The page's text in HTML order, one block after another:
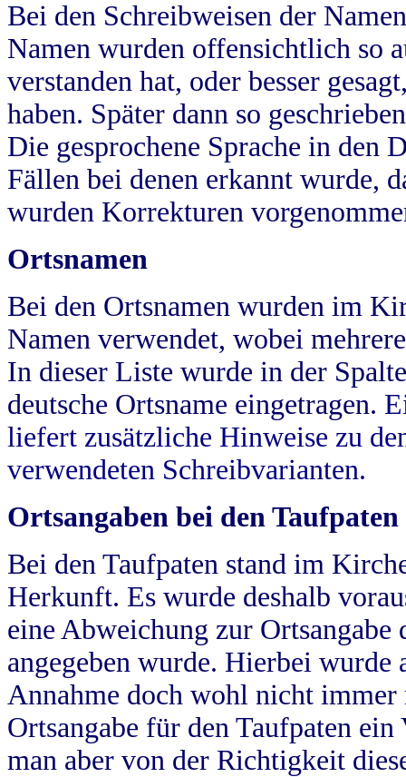
Bei den Schreibweisen der
Namen wurden offensichtlich so
verstanden hat, oder besser
haben. Später dann so
Die gesprochene Sprache in
Fällen bei denen erkannt wurde,
wurden Korrekturen
Ortsnamen
Bei den Ortsnamen wurden im
Namen verwendet, wobei
In dieser Liste wurde in der
deutsche Ortsname eingetragen.
liefert zusätzliche Hinweise zu
verwendeten Schreibvarianten.
Ortsangaben bei den Taufpaten
Bei den Taufpaten stand im
Herkunft. Es wurde deshalb
eine Abweichung zur
angegeben wurde. Hierbei wurde
Annahme doch wohl nicht
Ortsangabe für den Taufpaten
man aber von der Richtigkeit